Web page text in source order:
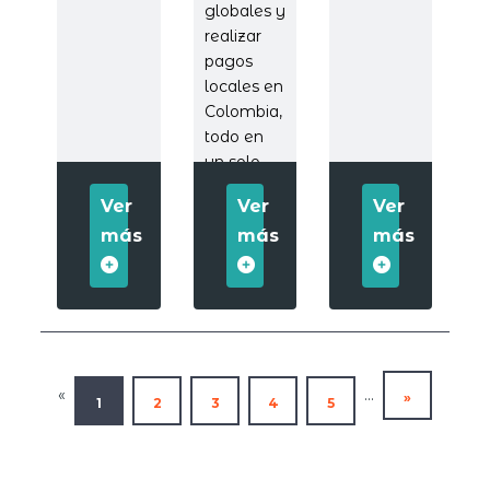
Ver
más
globales y
realizar
pagos
locales en
Colombia,
todo en
un solo
paso.
Ver
más
Ver
más
« 1 2 3 4 5 ... »